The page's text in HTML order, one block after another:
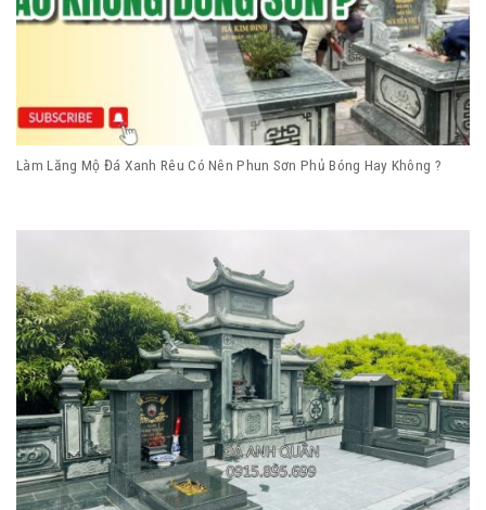
Làm Lăng Mộ Đá Xanh Rêu Có Nên Phun Sơn Phủ Bóng Hay Không ?